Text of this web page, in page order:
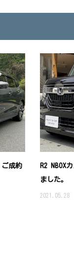
成約 R2
ました。
2021.05.28